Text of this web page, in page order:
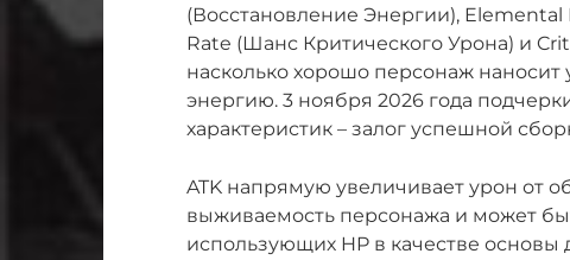
(Восстановление Энергии),
Rate (Шанс Критического Урона) и
насколько хорошо персонаж
энергию. 3 ноября 2026 года
характеристик – залог успешной
ATK напрямую увеличивает урон от
выживаемость персонажа и может
использующих HP в качестве